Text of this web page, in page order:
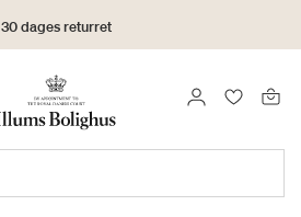
30 dages returret
LOG IND